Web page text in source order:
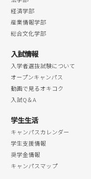
経済学部
産業情報学部
総合文化学部
入試情報
入学者選抜試験について
オープンキャンパス
動画で見るオキコク
入試Q＆A
学生生活
キャンパスカレンダー
学生支援情報
奨学金情報
キャンパスマップ